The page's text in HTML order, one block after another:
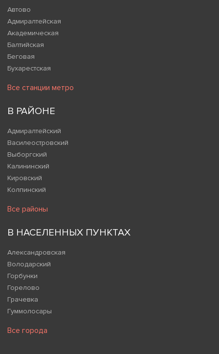
Автово
Адмиралтейская
Академическая
Балтийская
Беговая
Бухарестская
Все станции метро
В РАЙОНЕ
Адмиралтейский
Василеостровский
Выборгский
Калининский
Кировский
Колпинский
Все районы
В НАСЕЛЕННЫХ ПУНКТАХ
Александровская
Володарский
Горбунки
Горелово
Грачевка
Гуммолосары
Все города